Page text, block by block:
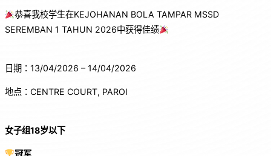
恭喜我校学生在KEJOHANAN BOLA TAMPAR MSSD
SEREMBAN 1 TAHUN 2026中获得佳绩
日期：13/04/2026 – 14/04/2026
地点：CENTRE COURT, PAROI
女子组18岁以下
冠军